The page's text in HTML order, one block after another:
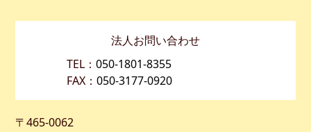
法人お問い合わせ
TEL： 050-1801-8355
FAX： 050-3177-0920
〒465-0062